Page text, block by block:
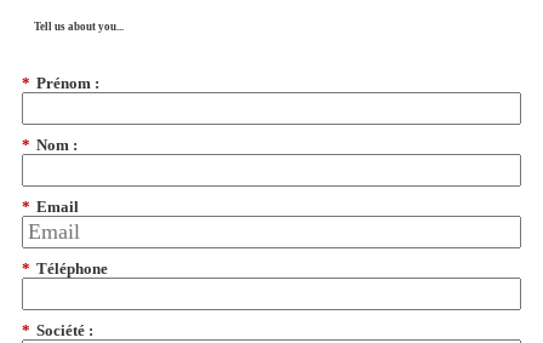
Tell us about you...
* Prénom :
* Nom :
* Email
* Téléphone
* Société :